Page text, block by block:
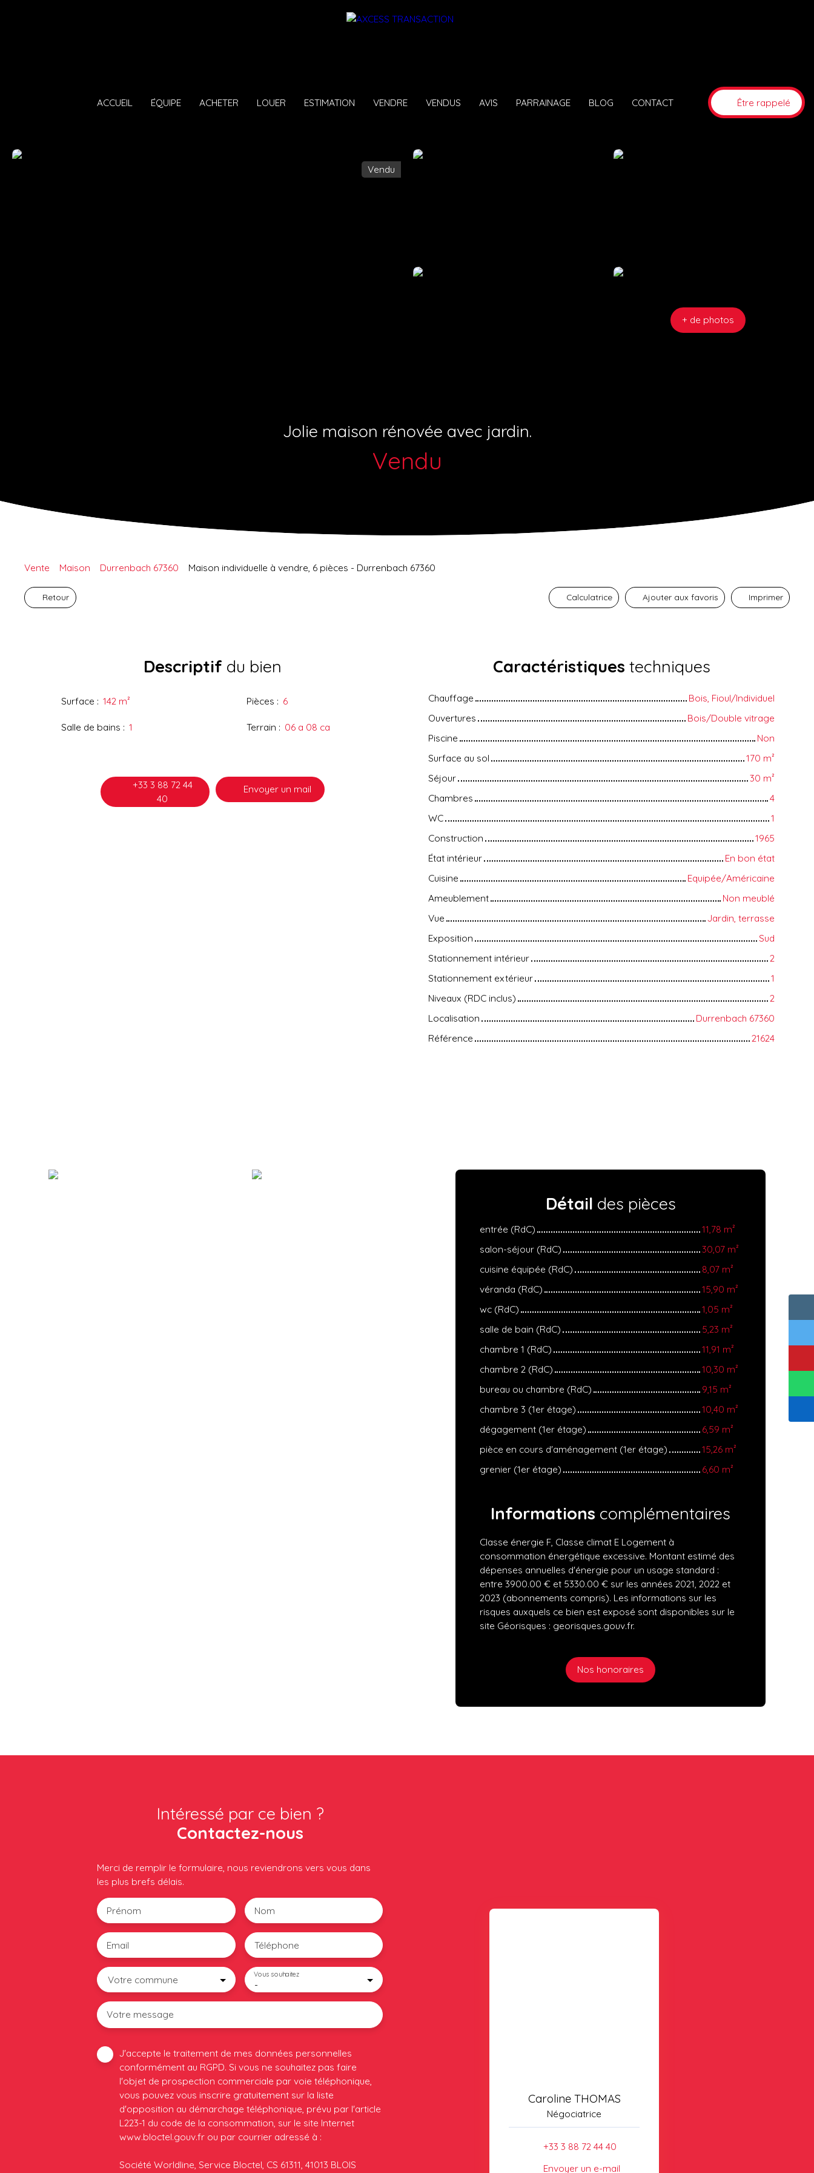
ACCUEIL ÉQUIPE ACHETER LOUER ESTIMATION VENDRE VENDUS AVIS PARRAINAGE BLOG CONTACT Être rappelé
Vendu
+ de photos
Jolie maison rénovée avec jardin.
Vendu
Vente Maison Durrenbach 67360 Maison individuelle à vendre, 6 pièces - Durrenbach 67360
Retour Calculatrice Ajouter aux favoris Imprimer
Descriptif du bien
Surface : 142 m² Pièces : 6
Salle de bains : 1 Terrain : 06 a 08 ca
+33 3 88 72 44
40
Envoyer un mail
Caractéristiques techniques
Chauffage
Bois, Fioul/Individuel
Ouvertures
Bois/Double vitrage
Piscine
Non
Surface au sol
170 m²
Séjour
30 m²
Chambres
4
WC
1
Construction
1965
État intérieur
En bon état
Cuisine
Equipée/Américaine
Ameublement
Non meublé
Vue
Jardin, terrasse
Exposition
Sud
Stationnement intérieur
2
Stationnement extérieur
1
Niveaux (RDC inclus)
2
Localisation
Durrenbach 67360
Référence
21624
Détail des pièces
entrée (RdC)
11,78 m²
salon-séjour (RdC)
30,07 m²
cuisine équipée (RdC)
8,07 m²
véranda (RdC)
15,90 m²
wc (RdC)
1,05 m²
salle de bain (RdC)
5,23 m²
chambre 1 (RdC)
11,91 m²
chambre 2 (RdC)
10,30 m²
bureau ou chambre (RdC)
9,15 m²
chambre 3 (1er étage)
10,40 m²
dégagement (1er étage)
6,59 m²
pièce en cours d'aménagement (1er étage)
15,26 m²
grenier (1er étage)
6,60 m²
Informations complémentaires
Classe énergie F, Classe climat E Logement à
consommation énergétique excessive. Montant estimé des
dépenses annuelles d'énergie pour un usage standard :
entre 3900.00 € et 5330.00 € sur les années 2021, 2022 et
2023 (abonnements compris). Les informations sur les
risques auxquels ce bien est exposé sont disponibles sur le
site Géorisques : georisques.gouv.fr.
Nos honoraires
Intéressé par ce bien ?
Contactez-nous
Merci de remplir le formulaire, nous reviendrons vers vous dans
les plus brefs délais.
Prénom Nom
Email Téléphone
Votre commune -
Vous souhaitez
Votre message
J'accepte le traitement de mes données personnelles
conformément au RGPD. Si vous ne souhaitez pas faire
l'objet de prospection commerciale par voie téléphonique,
vous pouvez vous inscrire gratuitement sur la liste
d'opposition au démarchage téléphonique, prévu par l'article
L223-1 du code de la consommation, sur le site Internet
www.bloctel.gouv.fr ou par courrier adressé à :
Société Worldline, Service Bloctel, CS 61311, 41013 BLOIS
Caroline THOMAS
Négociatrice
+33 3 88 72 44 40
Envoyer un e-mail